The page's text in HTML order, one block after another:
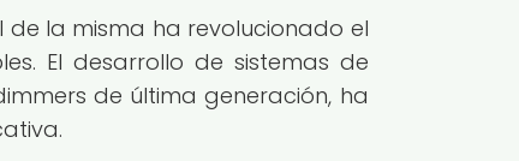
la misma ha revolucionado el
El desarrollo de sistemas de
de última generación, ha